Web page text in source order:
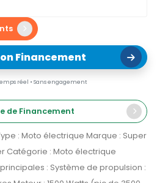
Financement
réel • Sans engagement
de Financement
: Moto électrique Marque : Super
Catégorie : Moto électrique
: Système de propulsion :